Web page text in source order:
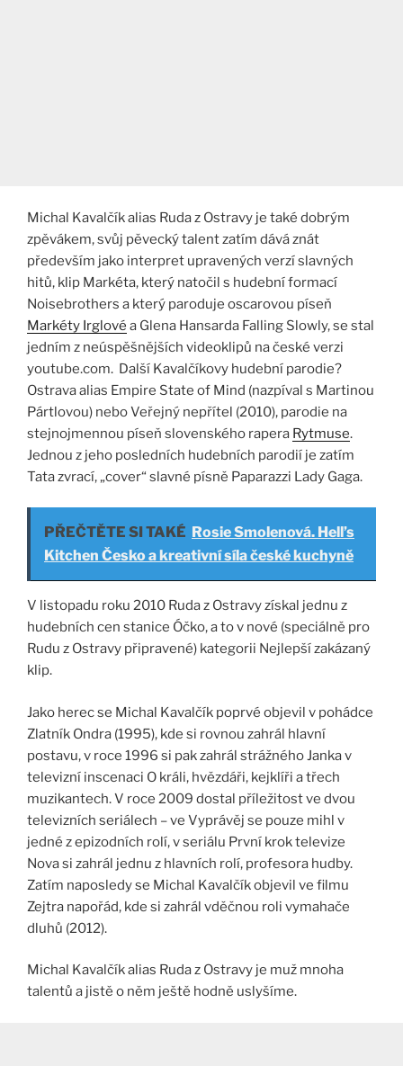
Michal Kavalčík alias Ruda z Ostravy je také dobrým
zpěvákem, svůj pěvecký talent zatím dává znát
především jako interpret upravených verzí slavných
hitů, klip Markéta, který natočil s hudební formací
Noisebrothers a který paroduje oscarovou píseň
Markéty Irglové a Glena Hansarda Falling Slowly, se stal
jedním z neúspěšnějších videoklipů na české verzi
youtube.com. Další Kavalčíkovy hudební parodie?
Ostrava alias Empire State of Mind (nazpíval s Martinou
Pártlovou) nebo Veřejný nepřítel (2010), parodie na
stejnojmennou píseň slovenského rapera Rytmuse.
Jednou z jeho posledních hudebních parodií je zatím
Tata zvrací, „cover“ slavné písně Paparazzi Lady Gaga.
PŘEČTĚTE SI TAKÉ Rosie Smolenová. Hell’s
Kitchen Česko a kreativní síla české kuchyně
V listopadu roku 2010 Ruda z Ostravy získal jednu z
hudebních cen stanice Óčko, a to v nové (speciálně pro
Rudu z Ostravy připravené) kategorii Nejlepší zakázaný
klip.
Jako herec se Michal Kavalčík poprvé objevil v pohádce
Zlatník Ondra (1995), kde si rovnou zahrál hlavní
postavu, v roce 1996 si pak zahrál strážného Janka v
televizní inscenaci O králi, hvězdáři, kejklíři a třech
muzikantech. V roce 2009 dostal příležitost ve dvou
televizních seriálech – ve Vyprávěj se pouze mihl v
jedné z epizodních rolí, v seriálu První krok televize
Nova si zahrál jednu z hlavních rolí, profesora hudby.
Zatím naposledy se Michal Kavalčík objevil ve filmu
Zejtra napořád, kde si zahrál vděčnou roli vymahače
dluhů (2012).
Michal Kavalčík alias Ruda z Ostravy je muž mnoha
talentů a jistě o něm ještě hodně uslyšíme.